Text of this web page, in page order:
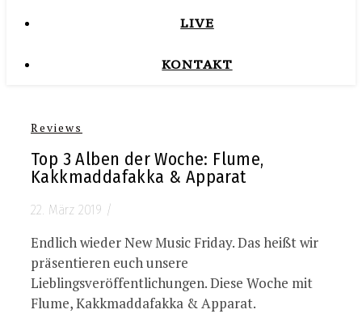
LIVE
KONTAKT
Reviews
Top 3 Alben der Woche: Flume,
Kakkmaddafakka & Apparat
22. März 2019 /
Endlich wieder New Music Friday. Das heißt wir
präsentieren euch unsere
Lieblingsveröffentlichungen. Diese Woche mit
Flume, Kakkmaddafakka & Apparat.